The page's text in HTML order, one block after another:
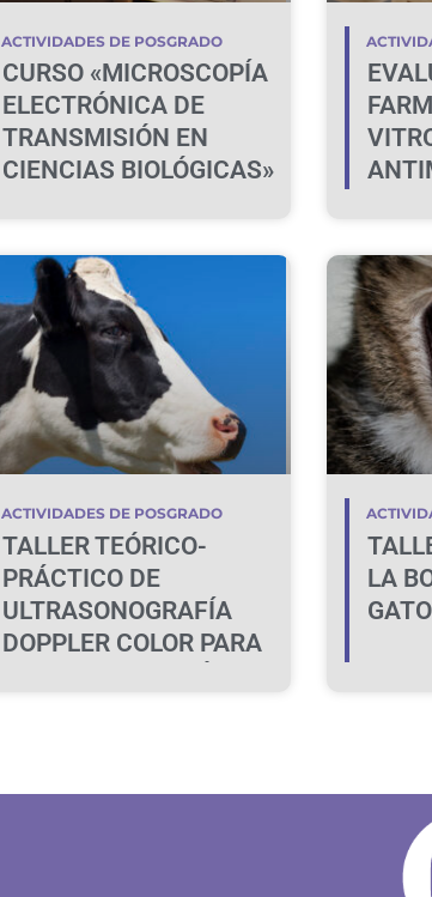
ACTIVIDADES DE POSGRADO
CURSO «MICROSCOPÍA
ELECTRÓNICA DE
TRANSMISIÓN EN
CIENCIAS BIOLÓGICAS»
ACTIVIDADES DE POSGRADO
TALLER TEÓRICO-
PRÁCTICO DE
ULTRASONOGRAFÍA
DOPPLER COLOR PARA
LA